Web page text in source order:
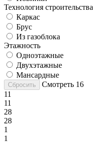
Технология строительства
Каркас
Брус
Из газоблока
Этажность
Одноэтажные
Двухэтажные
Мансардные
Сбросить Смотреть 16
11
11
28
28
1
1